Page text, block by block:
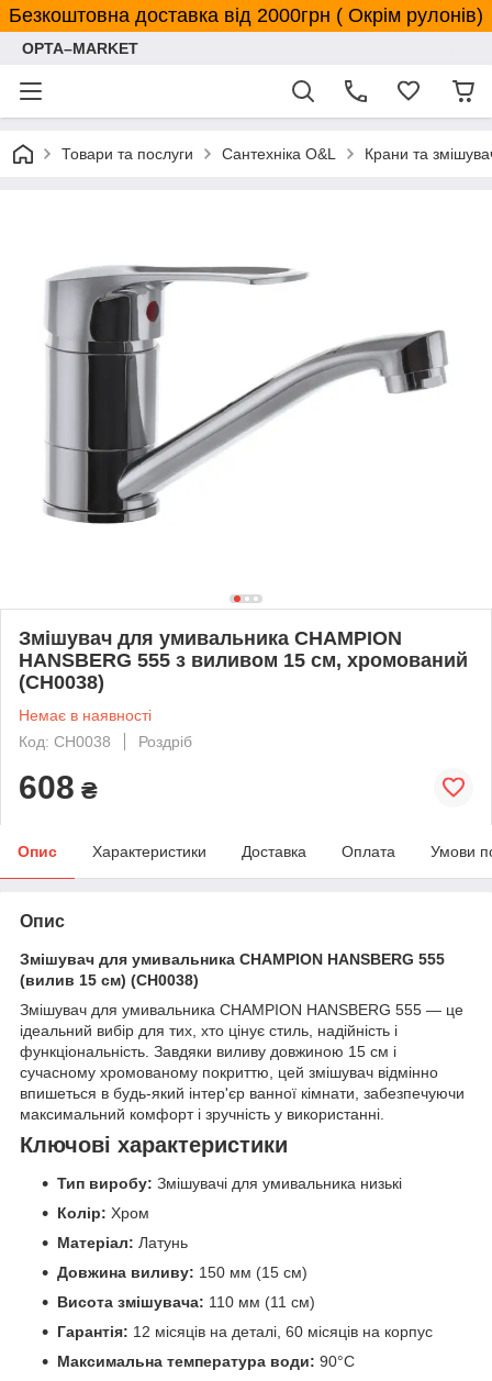
Безкоштовна доставка від 2000грн ( Окрім рулонів)
OPTA–MARKET
Товари та послуги Сантехніка O&L Крани та
Змішувач для умивальника CHAMPION
HANSBERG 555 з виливом 15 см, хромований
(CH0038)
Немає в наявності
Код: CH0038
Роздріб
608 ₴
Опис Характеристики Доставка Оплата Умови
Опис
Змішувач для умивальника CHAMPION HANSBERG 555
(вилив 15 см) (CH0038)
Змішувач для умивальника CHAMPION HANSBERG 555 — це
ідеальний вибір для тих, хто цінує стиль, надійність і
функціональність. Завдяки виливу довжиною 15 см і
сучасному хромованому покриттю, цей змішувач відмінно
впишеться в будь-який інтер'єр ванної кімнати, забезпечуючи
максимальний комфорт і зручність у використанні.
Ключові характеристики
Тип виробу: Змішувачі для умивальника низькі
Колір: Хром
Матеріал: Латунь
Довжина виливу: 150 мм (15 см)
Висота змішувача: 110 мм (11 см)
Гарантія: 12 місяців на деталі, 60 місяців на корпус
Максимальна температура води: 90°C